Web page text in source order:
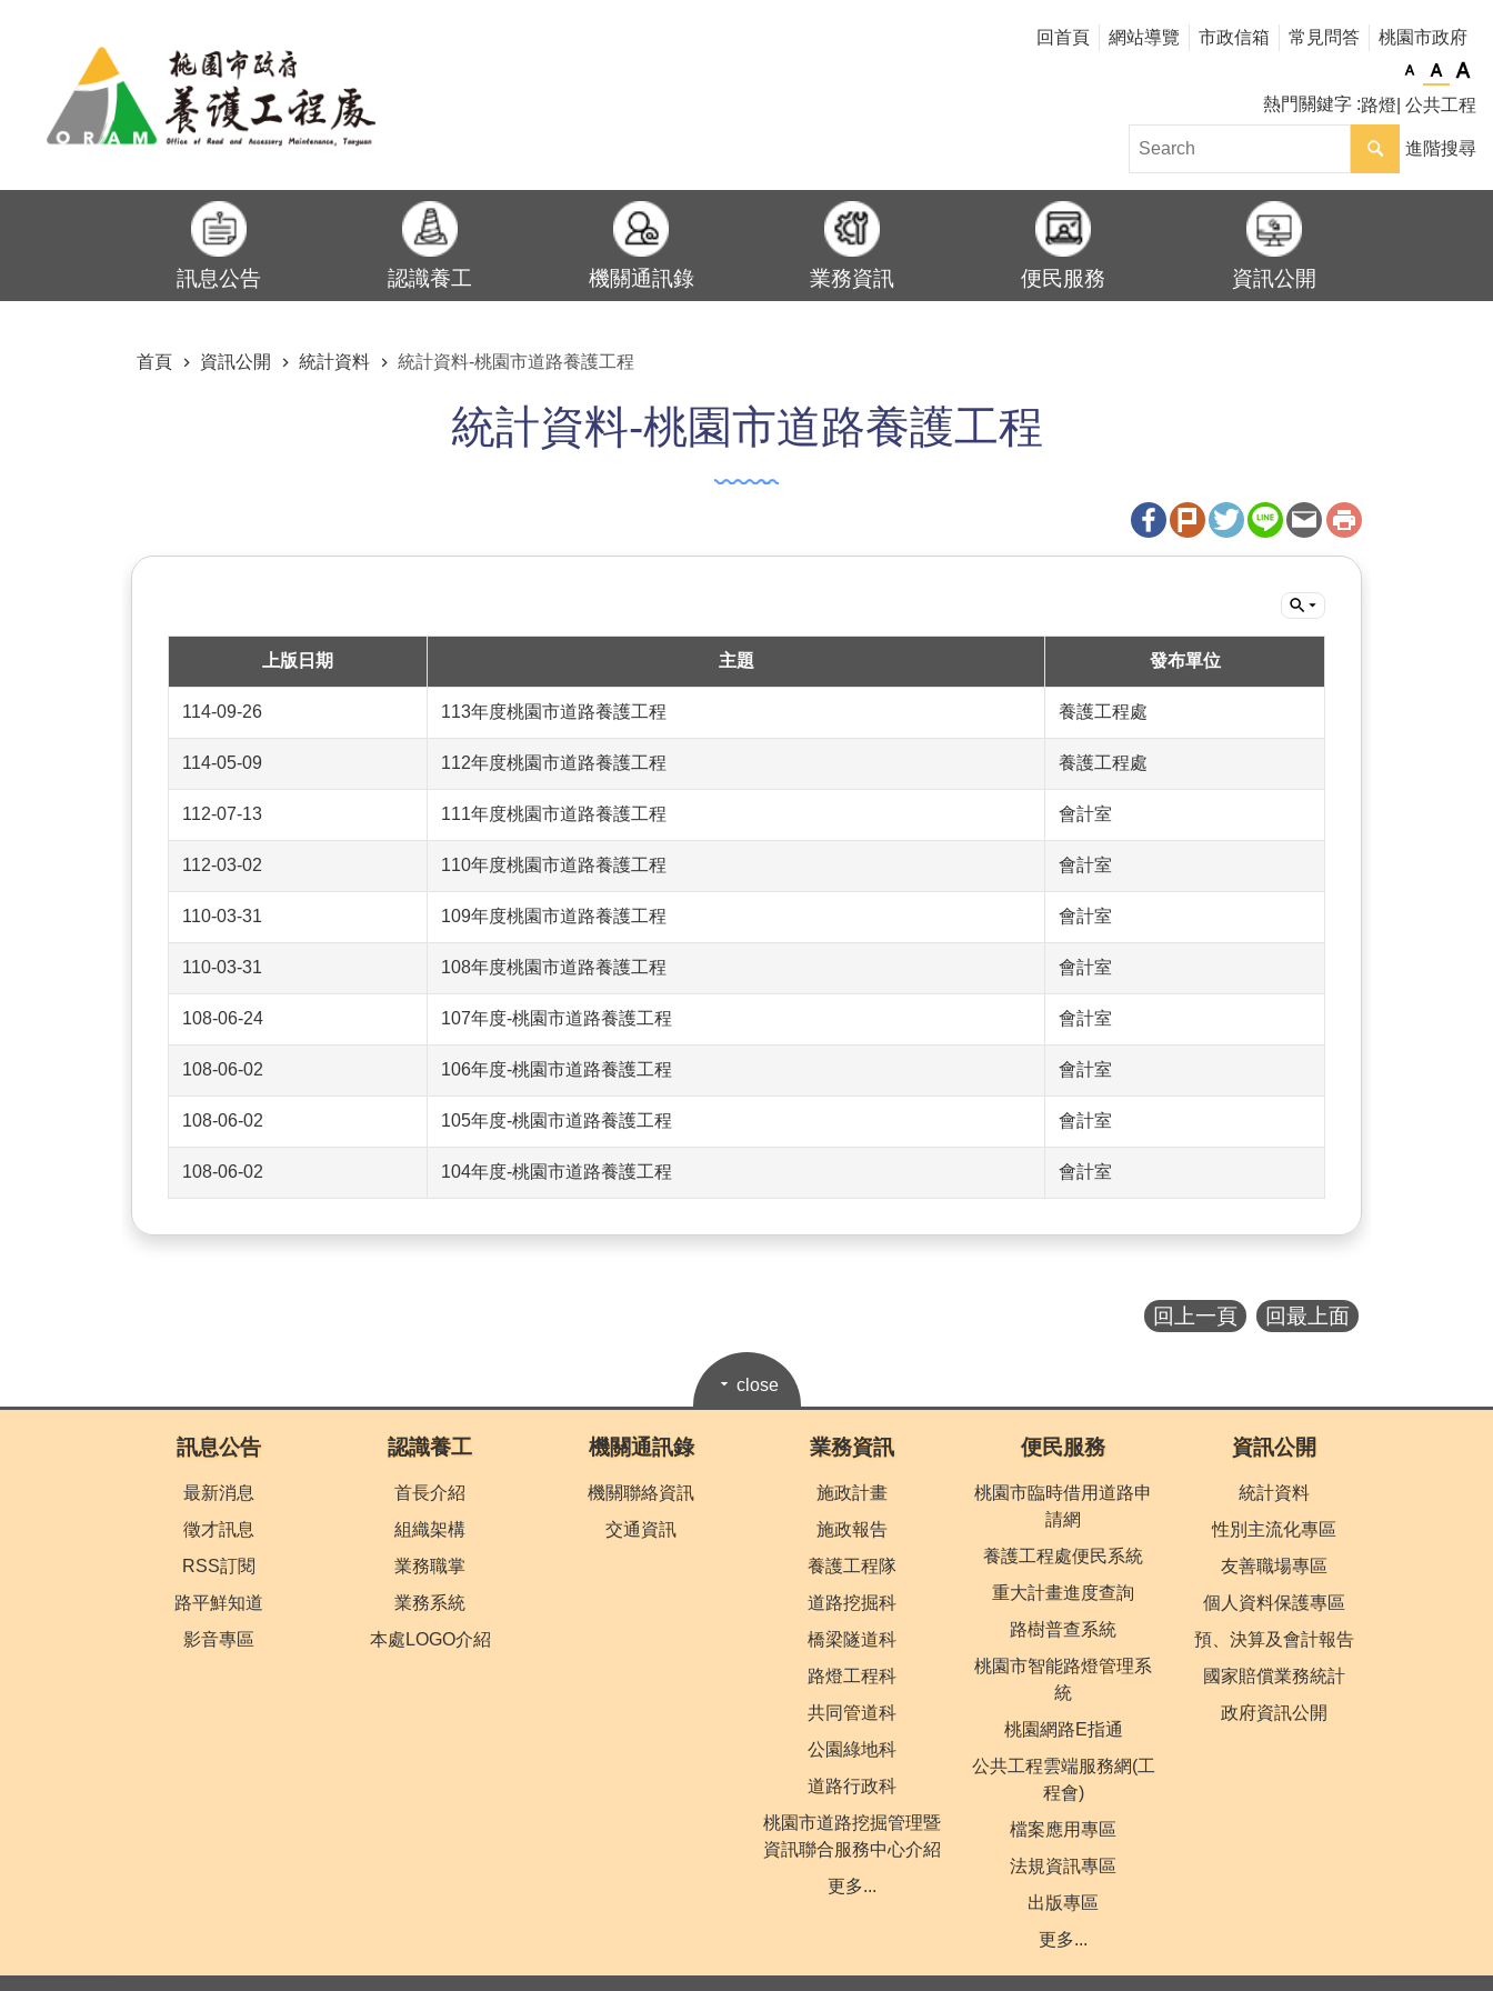
回首頁
網站導覽 市政信箱 常見問答 桃園市政府
熱門關鍵字 路燈 公共工程
進階搜尋
訊息公告 認識養工 機關通訊錄 業務資訊 便民服務 資訊公開
首頁
資訊公開 統計資料 統計資料-桃園市道路養護工程
統計資料-桃園市道路養護工程
上版日期 主題 發布單位
114-09-26 113年度桃園市道路養護工程 養護工程處
114-05-09 112年度桃園市道路養護工程 養護工程處
112-07-13 111年度桃園市道路養護工程 會計室
112-03-02 110年度桃園市道路養護工程 會計室
110-03-31 109年度桃園市道路養護工程 會計室
110-03-31 108年度桃園市道路養護工程 會計室
108-06-24 107年度-桃園市道路養護工程 會計室
108-06-02 106年度-桃園市道路養護工程 會計室
108-06-02 105年度-桃園市道路養護工程 會計室
108-06-02 104年度-桃園市道路養護工程 會計室
回上一頁 回最上面
close
訊息公告
最新消息
徵才訊息
RSS訂閱
路平鮮知道
影音專區
認識養工
首長介紹
組織架構
業務職掌
業務系統
本處LOGO介紹
機關通訊錄
機關聯絡資訊
交通資訊
業務資訊
施政計畫
施政報告
養護工程隊
道路挖掘科
橋梁隧道科
路燈工程科
共同管道科
公園綠地科
道路行政科
桃園市道路挖掘管理暨
資訊聯合服務中心介紹
更多...
便民服務
桃園市臨時借用道路申
請網
養護工程處便民系統
重大計畫進度查詢
路樹普查系統
桃園市智能路燈管理系
統
桃園網路E指通
公共工程雲端服務網(工
程會)
檔案應用專區
法規資訊專區
出版專區
更多...
資訊公開
統計資料
性別主流化專區
友善職場專區
個人資料保護專區
預、決算及會計報告
國家賠償業務統計
政府資訊公開